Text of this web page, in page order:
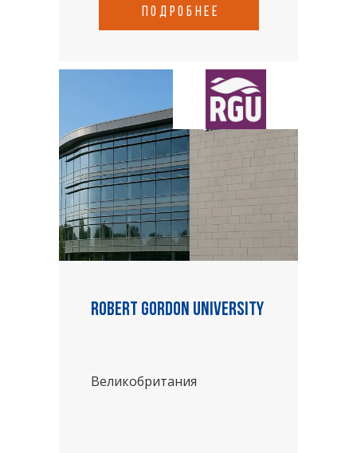
подробнее
Robert Gordon University
Великобритания